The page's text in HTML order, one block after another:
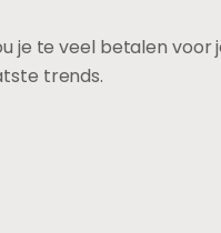
je te veel betalen voor
trends.